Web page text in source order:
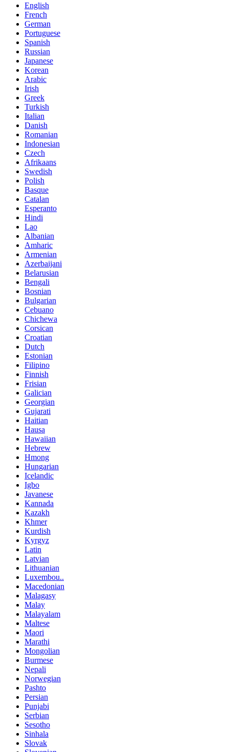
English
French
German
Portuguese
Spanish
Russian
Japanese
Korean
Arabic
Irish
Greek
Turkish
Italian
Danish
Romanian
Indonesian
Czech
Afrikaans
Swedish
Polish
Basque
Catalan
Esperanto
Hindi
Lao
Albanian
Amharic
Armenian
Azerbaijani
Belarusian
Bengali
Bosnian
Bulgarian
Cebuano
Chichewa
Corsican
Croatian
Dutch
Estonian
Filipino
Finnish
Frisian
Galician
Georgian
Gujarati
Haitian
Hausa
Hawaiian
Hebrew
Hmong
Hungarian
Icelandic
Igbo
Javanese
Kannada
Kazakh
Khmer
Kurdish
Kyrgyz
Latin
Latvian
Lithuanian
Luxembou..
Macedonian
Malagasy
Malay
Malayalam
Maltese
Maori
Marathi
Mongolian
Burmese
Nepali
Norwegian
Pashto
Persian
Punjabi
Serbian
Sesotho
Sinhala
Slovak